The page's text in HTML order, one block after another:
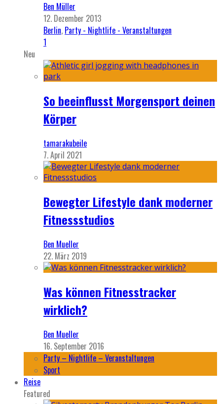
Ben Müller
12. Dezember 2013
Berlin, Party - Nightlife - Veranstaltungen
1
Neu
So beeinflusst Morgensport deinen
Körper
tamarakubeile
7. April 2021
Bewegter Lifestyle dank moderner
Fitnessstudios
Ben Mueller
22. März 2019
Was können Fitnesstracker
wirklich?
Ben Mueller
16. September 2016
Party – Nightlife – Veranstaltungen
Sport
Reise
Featured